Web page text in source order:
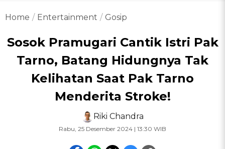
Home Entertainment Gosip
Sosok Pramugari Cantik Istri Pak
Tarno, Batang Hidungnya Tak
Kelihatan Saat Pak Tarno
Menderita Stroke!
Riki Chandra
Rabu, 25 Desember 2024 | 13:30 WIB